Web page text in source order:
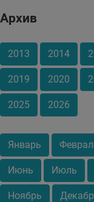
Архив
2013 2014
2019 2020
2025 2026
Январь
Июнь Июль
Ноябрь